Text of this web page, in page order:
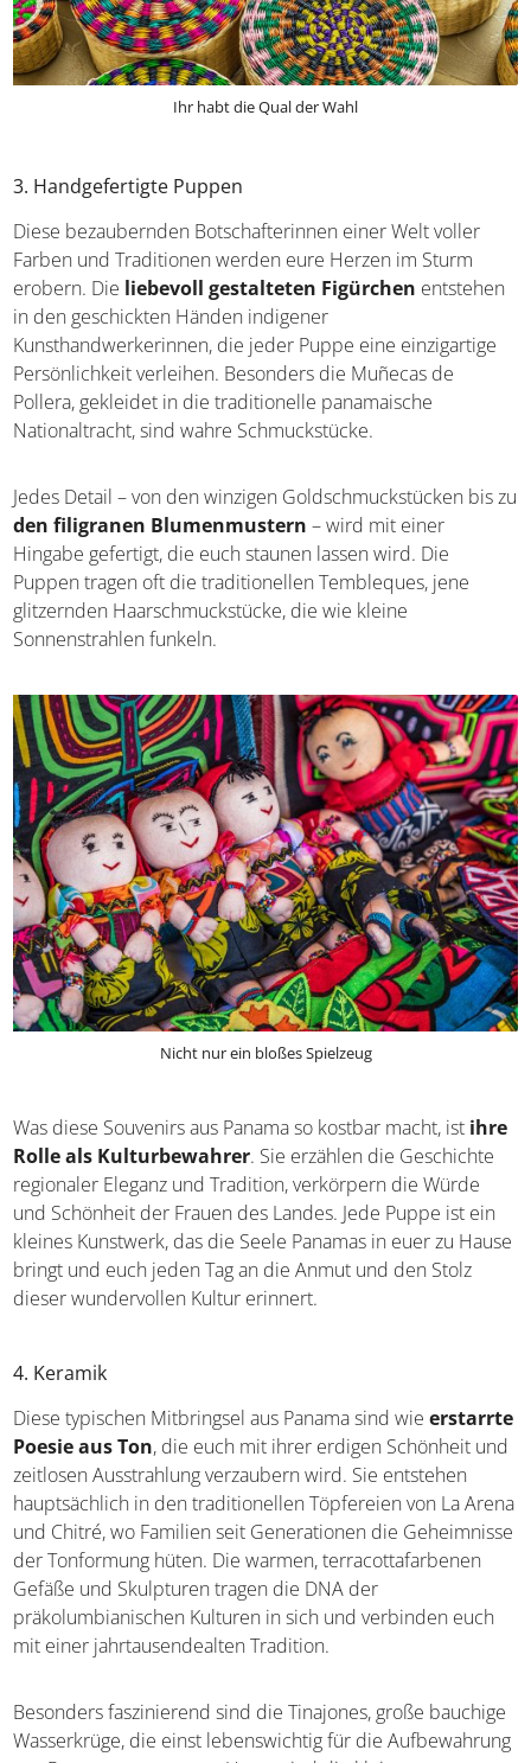
3. Handgefertigte Puppen
Diese bezaubernden Botschafterinnen einer Welt voller
Farben und Traditionen werden eure Herzen im Sturm
erobern. Dieliebevoll gestalteten Figürchen
entstehen in den geschickten Händen indigener
Kunsthandwerkerinnen, die jeder Puppe eine einzigartige
Persönlichkeit verleihen. Besonders die Muñecas de
Nationaltracht, sind wahre Schmuckstücke.
Jedes Detail – von den winzigen Goldschmuckstücken bis
zuden filigranen Blumenmustern– wird mit einer
Hingabe gefertigt, die euch staunen lassen wird. Die
Puppen tragen oft die traditionellen Tembleques, jene
Sonnenstrahlen funkeln.
Was diese Souvenirs aus Panama so kostbar macht, ist
ihre Rolle als Kulturbewahrer. Sie erzählen die
Geschichte regionaler Eleganz und Tradition, verkörpern
die Würde und Schönheit der Frauen des Landes. Jede
Puppe ist ein kleines Kunstwerk, das die Seele Panamas
4. Keramik
Diese typischen Mitbringsel aus Panama sind wie
erstarrte Poesie aus Ton, die euch mit ihrer erdigen
Schönheit und zeitlosen Ausstrahlung verzaubern wird.
Sie entstehen hauptsächlich in den traditionellen
Töpfereien von La Arena und Chitré, wo Familien seit
Generationen die Geheimnisse der Tonformung hüten.
Die warmen, terracottafarbenen Gefäße und Skulpturen
Tradition.